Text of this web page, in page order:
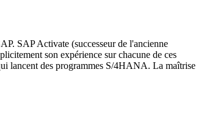
SAP Activate (successeur de l'ancienne
son expérience sur chacune de ces
lancent des programmes S/4HANA. La maîtrise